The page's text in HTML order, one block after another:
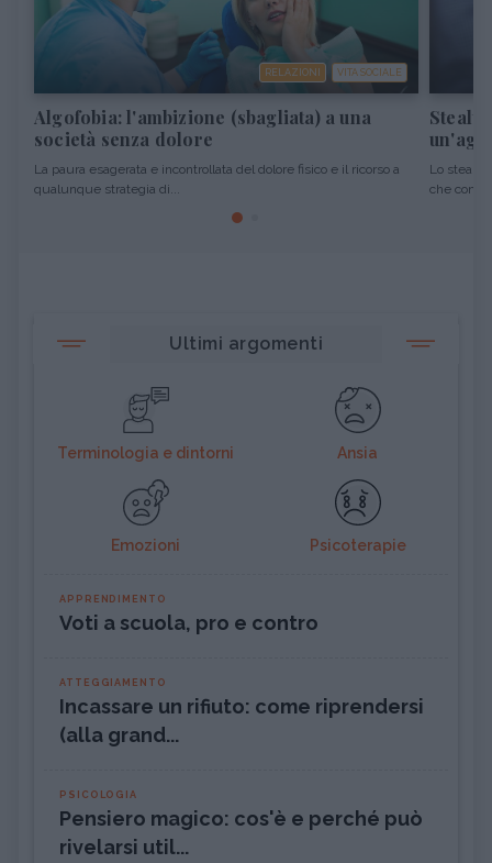
RELAZIONI VITA SOCIALE
Algofobia: l'ambizione (sbagliata) a una
società senza dolore
La paura esagerata e incontrollata del dolore fisico e il ricorso a
qualunque strategia di...
Lo
che
Ultimi argomenti
Terminologia e dintorni Ansia
Emozioni Psicoterapie
APPRENDIMENTO
Voti a scuola, pro e contro
ATTEGGIAMENTO
Incassare un rifiuto: come riprendersi
(alla grand...
PSICOLOGIA
Pensiero magico: cos'è e perché può
rivelarsi util...